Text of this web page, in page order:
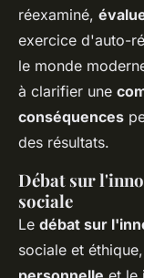
réexaminé,
exercice d'auto-
le monde
à clarifier une
conséquences
des résultats.
Débat sur
sociale
Le débat sur
sociale et